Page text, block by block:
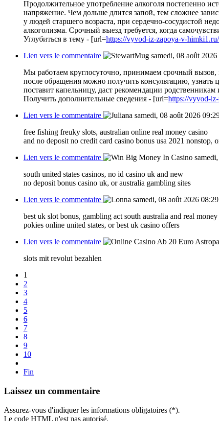
Продолжительное употребление алкоголя постепенно
напряжение. Чем дольше длится запой, тем сложнее
у людей старшего возраста, при сердечно-сосудистой
алкоголизма. Срочный выезд требуется, когда
Углубиться в тему - [url=https://vyvod-iz-zapoya-v-himki1.ru/
Lien vers le commentaire
samedi, 08 août
Мы работаем круглосуточно, принимаем срочный
после обращения можно получить консультацию, узнать
поставит капельницу, даст рекомендации
Получить дополнительные сведения - [url=https://vyvod-
Lien vers le commentaire
samedi, 08 août 2026
free fishing freuky slots, australian online real money casino
and no deposit no credit card casino bonus usa 2021 nonstop,
Lien vers le commentaire
south united states casinos, no id casino uk and new
no deposit bonus casino uk, or australia gambling sites
Lien vers le commentaire
samedi, 08 août 2026 08:29
best uk slot bonus, gambling act south australia and real money
pokies online united states, or best uk casino offers
Lien vers le commentaire
slots mit revolut bezahlen
1
2
3
4
5
6
7
8
9
10
Fin
Laissez un commentaire
Assurez-vous d'indiquer les informations obligatoires (*).
Le code HTML n'est pas autorisé.